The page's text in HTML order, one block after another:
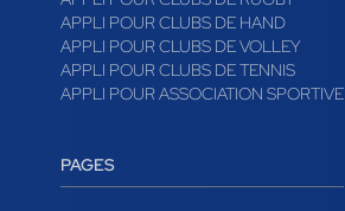
APPLI POUR CLUBS DE HAND
APPLI POUR CLUBS DE VOLLEY
APPLI POUR CLUBS DE TENNIS
APPLI POUR ASSOCIATION SPORTIVE
PAGES